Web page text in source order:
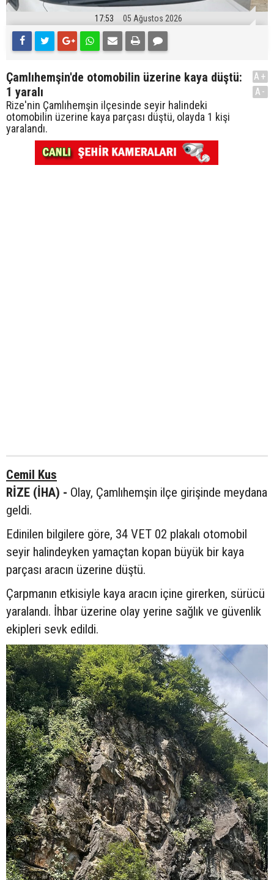
17:53 05 Ağustos 2026
Çamlıhemşin'de otomobilin üzerine kaya düştü:
1 yaralı
Rize'nin Çamlıhemşin ilçesinde seyir halindeki
otomobilin üzerine kaya parçası düştü, olayda 1 kişi
yaralandı.
A+
A-
Cemil Kus
RİZE (İHA) - Olay, Çamlıhemşin ilçe girişinde meydana
geldi.
Edinilen bilgilere göre, 34 VET 02 plakalı otomobil
seyir halindeyken yamaçtan kopan büyük bir kaya
parçası aracın üzerine düştü.
Çarpmanın etkisiyle kaya aracın içine girerken, sürücü
yaralandı. İhbar üzerine olay yerine sağlık ve güvenlik
ekipleri sevk edildi.